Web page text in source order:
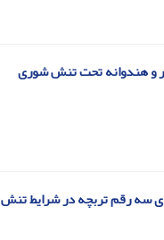
و هندوانه تحت تنش شوری
سه رقم تربچه در شرایط